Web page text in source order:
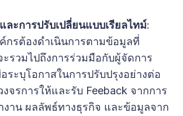
ละการปรับเปลี่ยนแบบเรียลไทม์:
กรต้องดำเนินการตามข้อมูลที่
ะรวมไปถึงการร่วมมือกับผู้จัดการ
ระบุโอกาสในการปรับปรุงอย่างต่อ
งจรการให้และรับ Feeback จากการ
าน ผลลัพธ์ทางธุรกิจ และข้อมูลจาก